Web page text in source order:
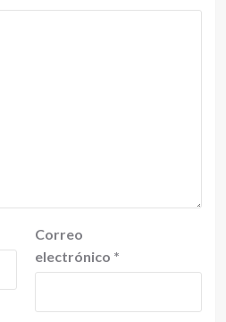
Correo
electrónico *